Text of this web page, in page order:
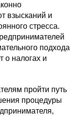
взысканий и
стресса.
подхода
о налогах и
пройти путь
процедуры